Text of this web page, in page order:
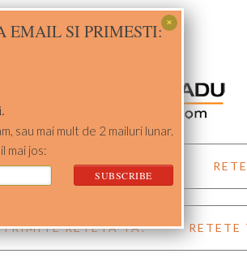
ACASA RETETE
TRIMITE RETETA TA!
EMAIL SI PRIMESTI:
sau mai mult de 2 mailuri lunar.
mai jos: